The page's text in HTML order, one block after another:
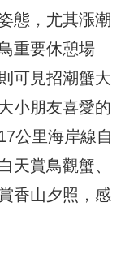
態，尤其漲潮
重要休憩場
可見招潮蟹大
小朋友喜愛的
公里海岸線自
天賞鳥觀蟹、
香山夕照，感